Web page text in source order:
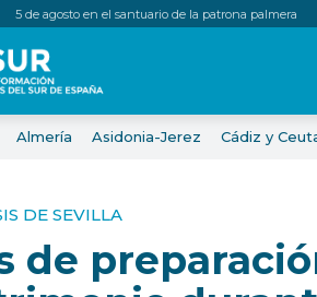
5 de agosto en el santuario de la patrona palmera
Almería Asidonia-Jerez Cádiz y
DE SEVILLA
de